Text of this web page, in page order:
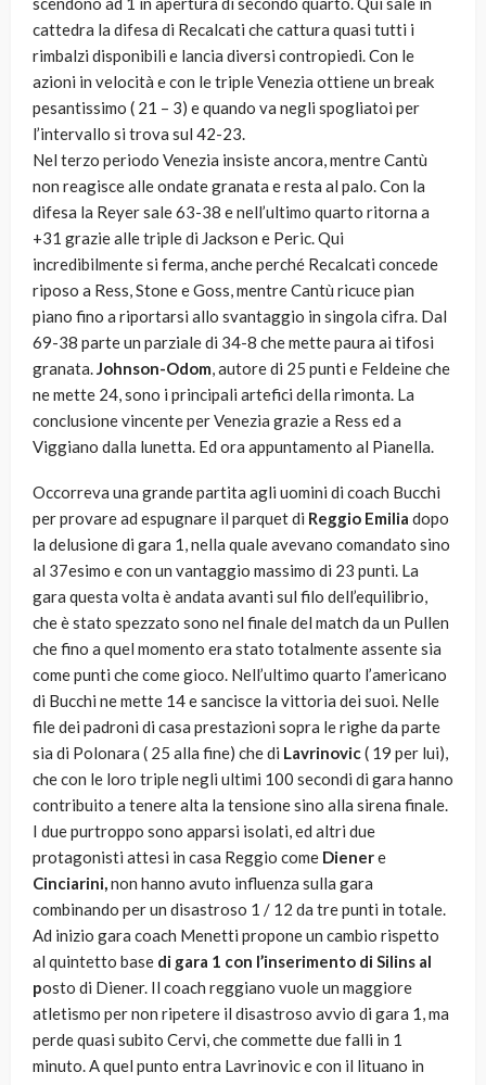
cattedra la difesa di Recalcati che cattura quasi tutti i
rimbalzi disponibili e lancia diversi contropiedi. Con le
azioni in velocità e con le triple Venezia ottiene un break
pesantissimo ( 21 – 3) e quando va negli spogliatoi per
l’intervallo si trova sul 42-23.
Nel terzo periodo Venezia insiste ancora, mentre Cantù
non reagisce alle ondate granata e resta al palo. Con la
difesa la Reyer sale 63-38 e nell’ultimo quarto ritorna a
+31 grazie alle triple di Jackson e Peric. Qui
incredibilmente si ferma, anche perché Recalcati concede
riposo a Ress, Stone e Goss, mentre Cantù ricuce pian
piano fino a riportarsi allo svantaggio in singola cifra. Dal
69-38 parte un parziale di 34-8 che mette paura ai tifosi
granata.Johnson-Odom, autore di 25 punti e Feldeine che
ne mette 24, sono i principali artefici della rimonta. La
conclusione vincente per Venezia grazie a Ress ed a
Viggiano dalla lunetta. Ed ora appuntamento al Pianella.
Occorreva una grande partita agli uomini di coach Bucchi
per provare ad espugnare il parquet di Reggio Emilia dopo
la delusione di gara 1, nella quale avevano comandato sino
al 37esimo e con un vantaggio massimo di 23 punti. La
gara questa volta è andata avanti sul filo dell’equilibrio,
che è stato spezzato sono nel finale del match da un Pullen
che fino a quel momento era stato totalmente assente sia
come punti che come gioco. Nell’ultimo quarto l’americano
di Bucchi ne mette 14 e sancisce la vittoria dei suoi. Nelle
file dei padroni di casa prestazioni sopra le righe da parte
sia di Polonara ( 25 alla fine) che di Lavrinovic( 19 per lui),
che con le loro triple negli ultimi 100 secondi di gara hanno
contribuito a tenere alta la tensione sino alla sirena finale.
I due purtroppo sono apparsi isolati, ed altri due
protagonisti attesi in casa Reggio come Dienere
Cinciarini,non hanno avuto influenza sulla gara
combinando per un disastroso 1 / 12 da tre punti in totale.
Ad inizio gara coach Menetti propone un cambio rispetto
al quintetto base di gara 1 con l’inserimento di Silins al
posto di Diener. Il coach reggiano vuole un maggiore
atletismo per non ripetere il disastroso avvio di gara 1, ma
perde quasi subito Cervi, che commette due falli in 1
minuto. A quel punto entra Lavrinovic e con il lituano in